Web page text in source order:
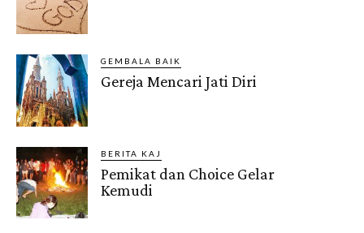
GEMBALA BAIK
Gereja Mencari Jati Diri
BERITA KAJ
Pemikat dan Choice Gelar
Kemudi
Gendis.ID